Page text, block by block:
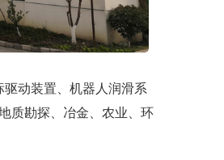
动装置、机器人润滑系
质勘探、冶金、农业、环